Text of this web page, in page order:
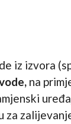
iz izvora
na
za